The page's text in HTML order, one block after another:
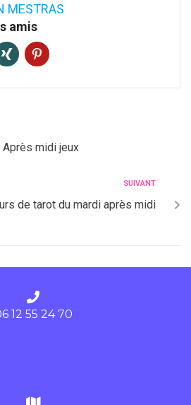
MESTRAS
amis
Après midi jeux
SUIVANT
de tarot du mardi après midi
12 55 24 70